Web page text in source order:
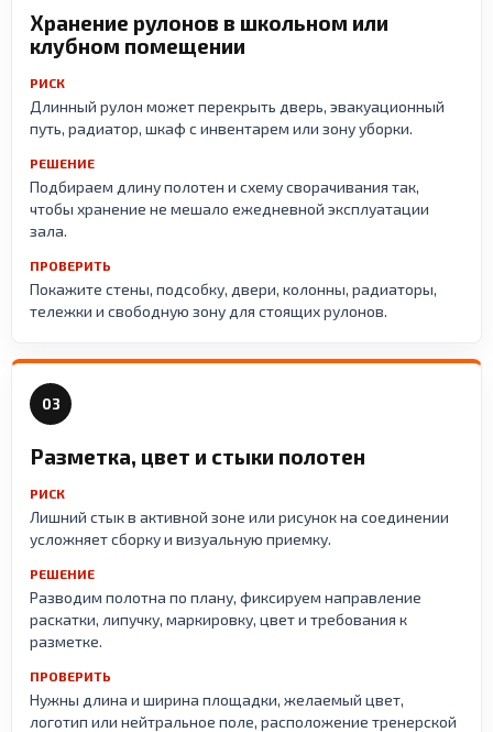
Хранение рулонов в школьном или
клубном помещении
РИСК
Длинный рулон может перекрыть дверь, эвакуационный
путь, радиатор, шкаф с инвентарем или зону уборки.
РЕШЕНИЕ
Подбираем длину полотен и схему сворачивания так,
чтобы хранение не мешало ежедневной эксплуатации
зала.
ПРОВЕРИТЬ
Покажите стены, подсобку, двери, колонны, радиаторы,
тележки и свободную зону для стоящих рулонов.
03
Разметка, цвет и стыки полотен
РИСК
Лишний стык в активной зоне или рисунок на соединении
усложняет сборку и визуальную приемку.
РЕШЕНИЕ
Разводим полотна по плану, фиксируем направление
раскатки, липучку, маркировку, цвет и требования к
разметке.
ПРОВЕРИТЬ
Нужны длина и ширина площадки, желаемый цвет,
логотип или нейтральное поле, расположение тренерской